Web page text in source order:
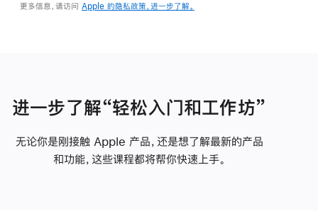
更多信息，请访问 Apple 的隐私政策，进一步了解。
进一步了解“轻松入门和工作坊”
无论你是刚接触 Apple 产品，还是想了解最新的产品
和功能，这些课程都将帮你快速上手。